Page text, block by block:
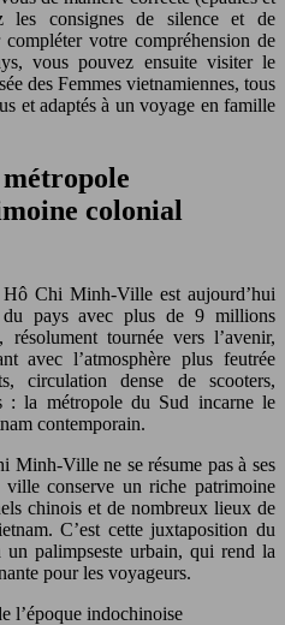
les consignes de silence et de
votre compréhension de
vous pouvez ensuite visiter le
des Femmes vietnamiennes, tous
et adaptés à un voyage en famille
colonial
Hô Chi Minh-Ville est aujourd’hui
du pays avec plus de 9 millions
résolument tournée vers l’avenir,
avec l’atmosphère plus feutrée
circulation dense de scooters,
: la métropole du Sud incarne le
contemporain.
Minh-Ville ne se résume pas à ses
conserve un riche patrimoine
chinois et de nombreux lieux de
C’est cette juxtaposition du
palimpseste urbain, qui rend la
pour les voyageurs.
l’époque indochinoise